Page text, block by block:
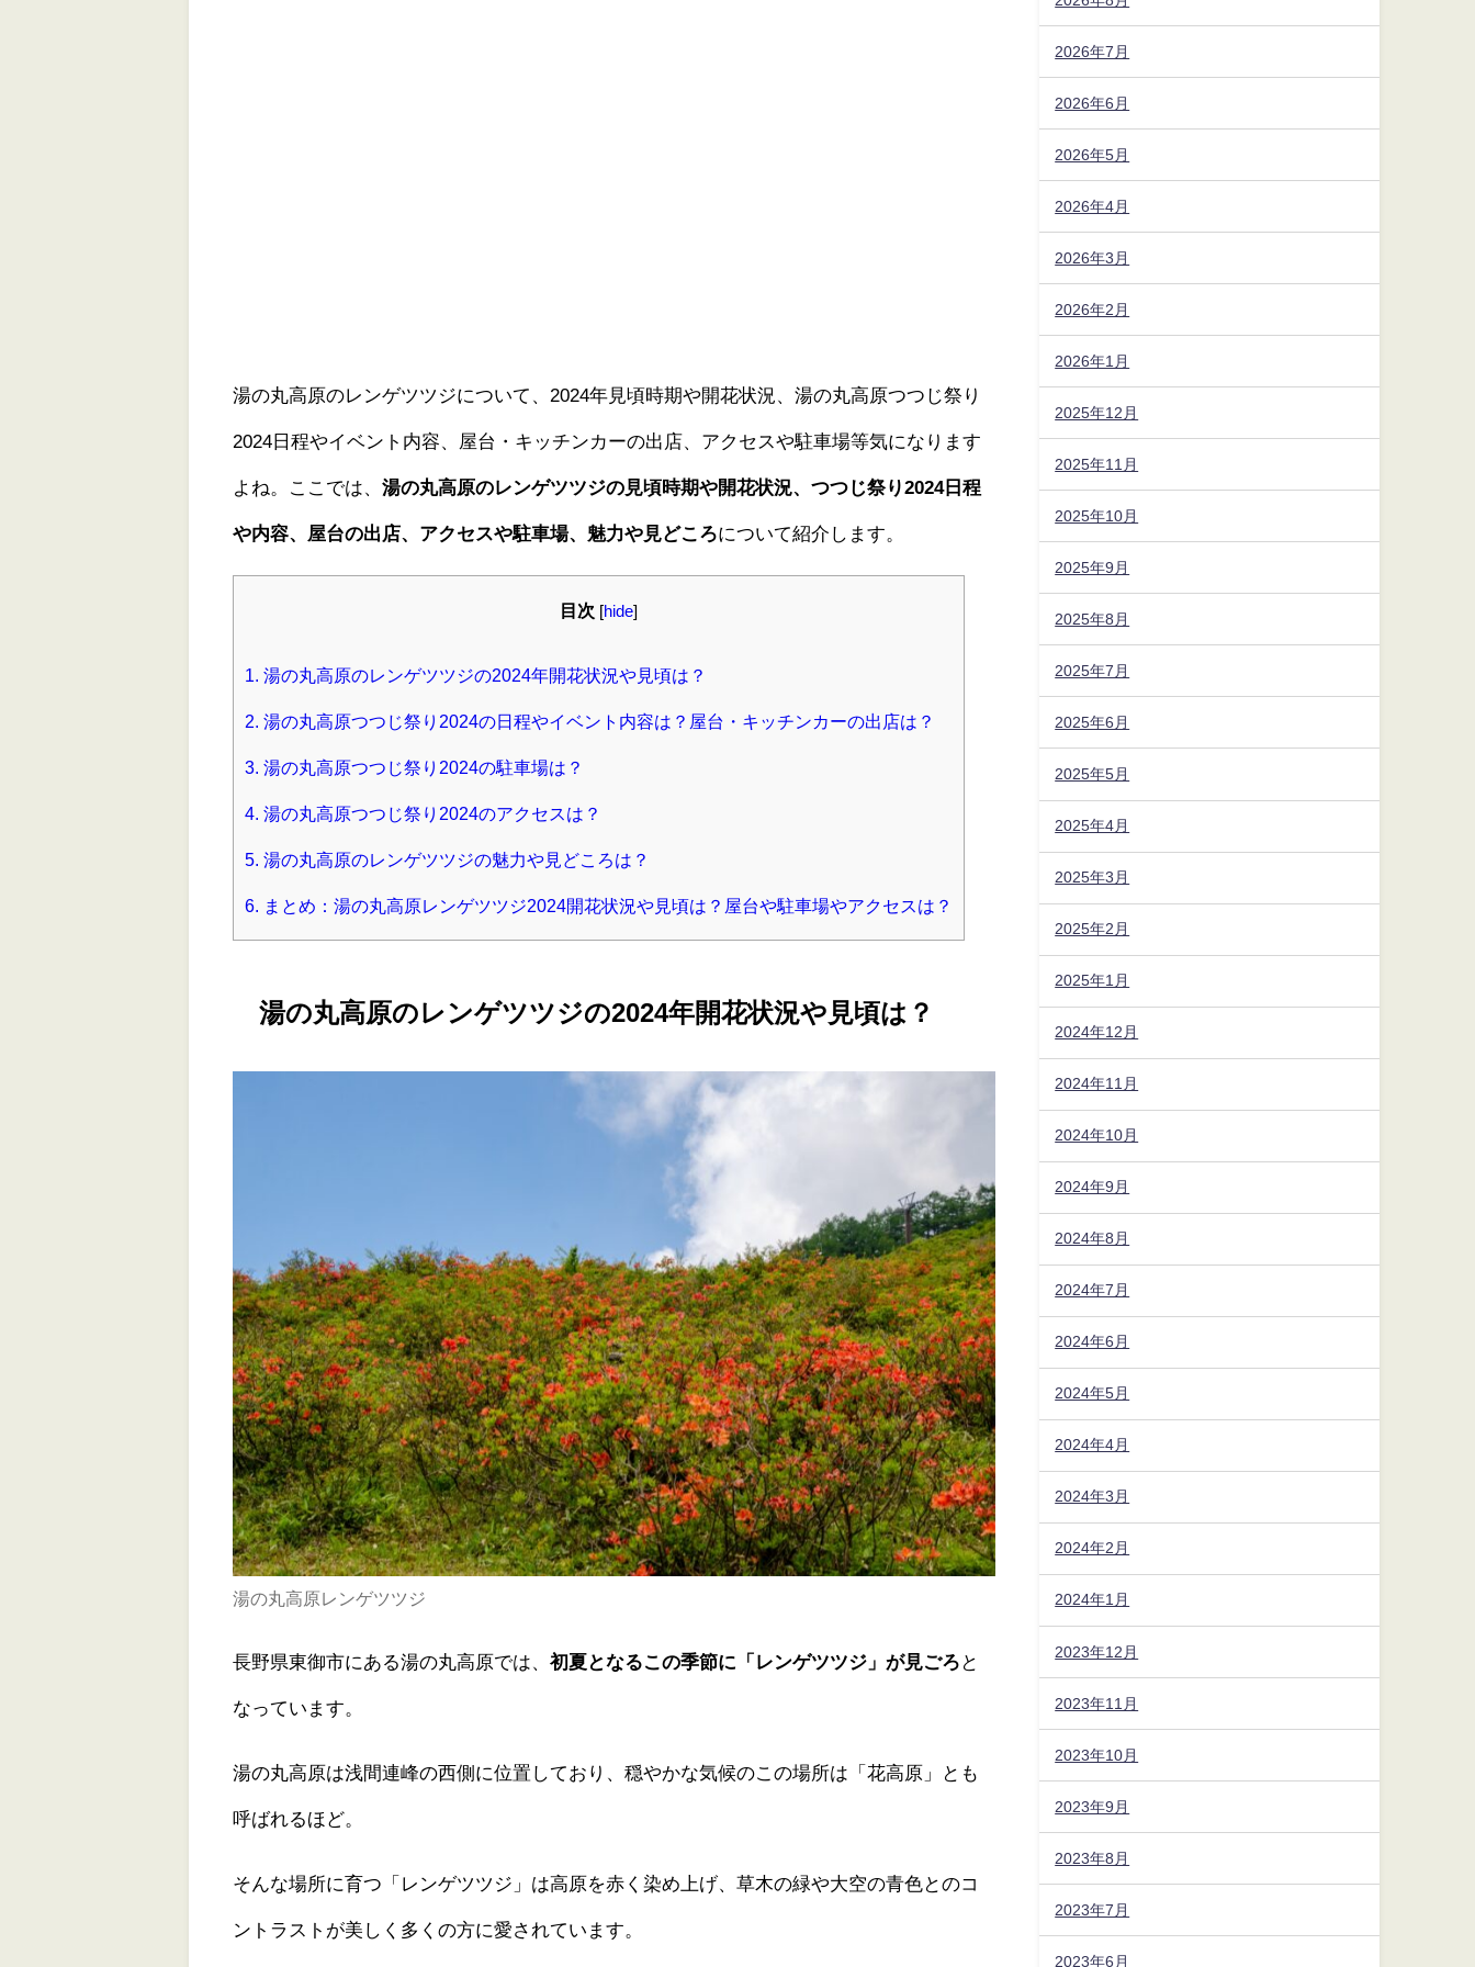
湯の丸高原のレンゲツツジについて、2024年見頃時期や開花状況、湯の丸高原つつじ祭り
2024日程やイベント内容、屋台・キッチンカーの出店、アクセスや駐車場等気になります
よね。ここでは、湯の丸高原のレンゲツツジの見頃時期や開花状況、つつじ祭り2024日程
や内容、屋台の出店、アクセスや駐車場、魅力や見どころについて紹介します。
目次 hide
1. 湯の丸高原のレンゲツツジの2024年開花状況や見頃は？
2. 湯の丸高原つつじ祭り2024の日程やイベント内容は？屋台・キッチンカーの出店は？
3. 湯の丸高原つつじ祭り2024の駐車場は？
4. 湯の丸高原つつじ祭り2024のアクセスは？
5. 湯の丸高原のレンゲツツジの魅力や見どころは？
6. まとめ：湯の丸高原レンゲツツジ2024開花状況や見頃は？屋台や駐車場やアクセスは？
湯の丸高原のレンゲツツジの2024年開花状況や見頃は？
湯の丸高原レンゲツツジ
長野県東御市にある湯の丸高原では、初夏となるこの季節に「レンゲツツジ」が見ごろ と
なっています。
湯の丸高原は浅間連峰の西側に位置しており、穏やかな気候のこの場所は「花高原」とも
呼ばれるほど。
そんな場所に育つ「レンゲツツジ」は高原を赤く染め上げ、草木の緑や大空の青色とのコ
ントラストが美しく多くの方に愛されています。
2026年7月
2026年6月
2026年5月
2026年4月
2026年3月
2026年2月
2026年1月
2025年12月
2025年11月
2025年10月
2025年9月
2025年8月
2025年7月
2025年6月
2025年5月
2025年4月
2025年3月
2025年2月
2025年1月
2024年12月
2024年11月
2024年10月
2024年9月
2024年8月
2024年7月
2024年6月
2024年5月
2024年4月
2024年3月
2024年2月
2024年1月
2023年12月
2023年11月
2023年10月
2023年9月
2023年8月
2023年7月
2023年6月